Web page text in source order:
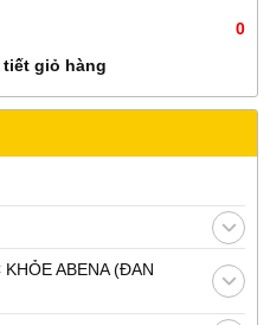
0
tiết giỏ hàng
ABENA (ĐAN